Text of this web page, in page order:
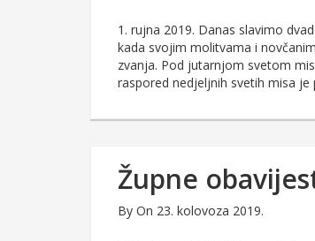
1. rujna 2019. Danas slavimo
kada svojim molitvama i
zvanja. Pod jutarnjom svetom
raspored nedjeljnih svetih misa
Župne
By On 23. kolovoza 2019.